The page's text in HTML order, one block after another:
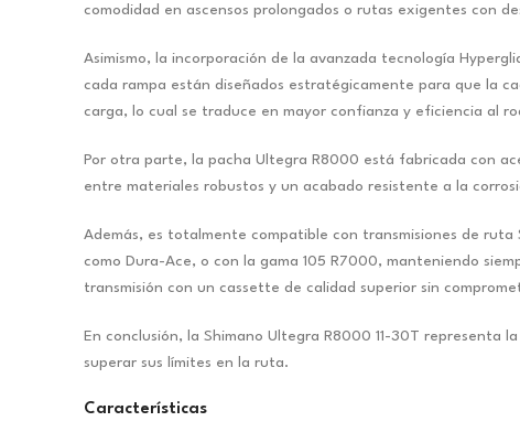
comodidad en ascensos prolongados o rutas exigentes con
Asimismo, la incorporación de la avanzada tecnología
cada rampa están diseñados estratégicamente para que la
carga, lo cual se traduce en mayor confianza y eficiencia al
Por otra parte, la pacha Ultegra R8000 está fabricada con
entre materiales robustos y un acabado resistente a la
Además, es totalmente compatible con transmisiones de ruta
como Dura-Ace, o con la gama 105 R7000, manteniendo
transmisión con un cassette de calidad superior sin
En conclusión, la Shimano Ultegra R8000 11-30T
superar sus límites en la ruta.
Características